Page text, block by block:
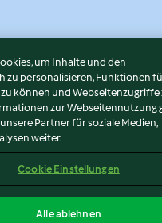
um Inhalte und den
zu personalisieren, Funktionen
können und Webseitenzugriffe
zur Webseitennutzung
Partner für soziale Medien,
weiter.
Cookie Einstellungen
Alle ablehnen